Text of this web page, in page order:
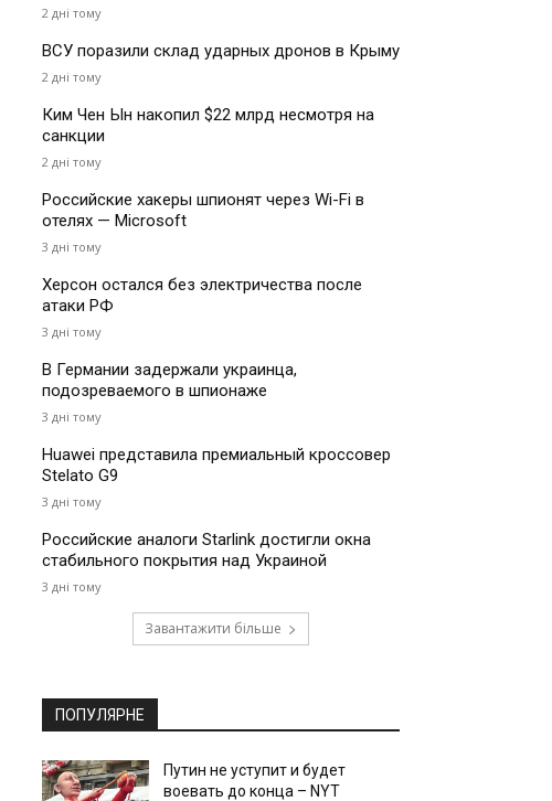
2 дні тому
ВСУ поразили склад ударных дронов в Крыму
2 дні тому
Ким Чен Ын накопил $22 млрд несмотря на
санкции
2 дні тому
Российские хакеры шпионят через Wi-Fi в
отелях — Microsoft
3 дні тому
Херсон остался без электричества после
атаки РФ
3 дні тому
В Германии задержали украинца,
подозреваемого в шпионаже
3 дні тому
Huawei представила премиальный кроссовер
Stelato G9
3 дні тому
Российские аналоги Starlink достигли окна
стабильного покрытия над Украиной
3 дні тому
Завантажити більше
ПОПУЛЯРНЕ
Путин не уступит и будет
воевать до конца – NYT